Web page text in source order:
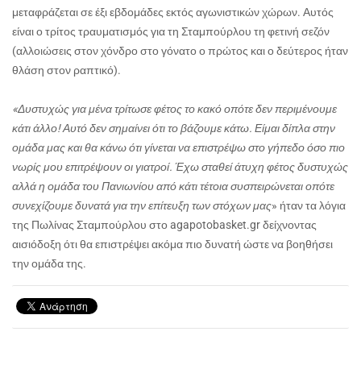
μεταφράζεται σε έξι εβδομάδες εκτός αγωνιστικών χώρων. Αυτός
είναι ο τρίτος τραυματισμός για τη Σταμπούρλου τη φετινή σεζόν
(αλλοιώσεις στον χόνδρο στο γόνατο ο πρώτος και ο δεύτερος ήταν
θλάση στον ραπτικό).
«Δυστυχώς για μένα τρίτωσε φέτος το κακό οπότε δεν περιμένουμε
κάτι άλλο! Αυτό δεν σημαίνει ότι το βάζουμε κάτω. Είμαι δίπλα στην
ομάδα μας και θα κάνω ότι γίνεται να επιστρέψω στο γήπεδο όσο πιο
νωρίς μου επιτρέψουν οι γιατροί. Έχω σταθεί άτυχη φέτος δυστυχώς
αλλά η ομάδα του Πανιωνίου από κάτι τέτοια συσπειρώνεται οπότε
συνεχίζουμε δυνατά για την επίτευξη των στόχων μας» ήταν τα λόγια
της Πωλίνας Σταμπούρλου στο agapotobasket.gr δείχνοντας
αισιόδοξη ότι θα επιστρέψει ακόμα πιο δυνατή ώστε να βοηθήσει
την ομάδα της.